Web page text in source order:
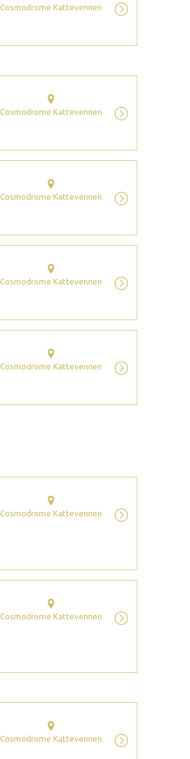
Cosmodrome Kattevennen
Cosmodrome Kattevennen
Cosmodrome Kattevennen
Cosmodrome Kattevennen
Cosmodrome Kattevennen
Cosmodrome Kattevennen
Cosmodrome Kattevennen
Cosmodrome Kattevennen